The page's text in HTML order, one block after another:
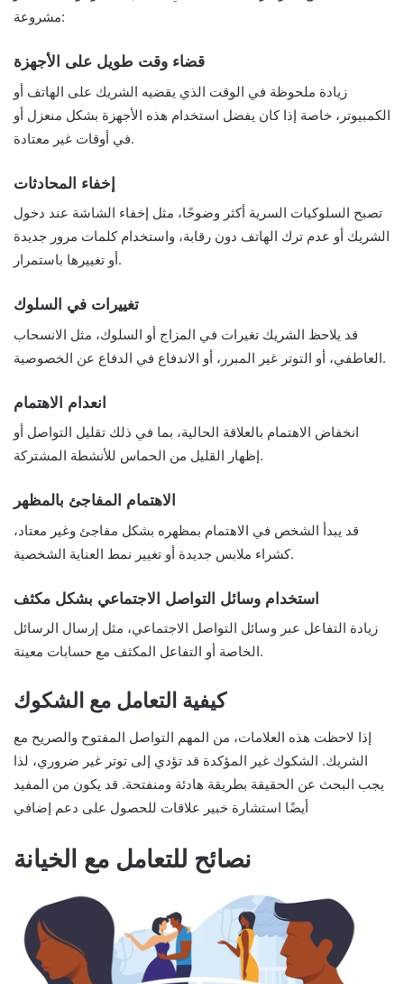
مشروعة:
قضاء وقت طويل على الأجهزة
زيادة ملحوظة في الوقت الذي يقضيه الشريك على الهاتف أو
الكمبيوتر، خاصة إذا كان يفضل استخدام هذه الأجهزة بشكل منعزل أو
في أوقات غير معتادة.
إخفاء المحادثات
تصبح السلوكيات السرية أكثر وضوحًا، مثل إخفاء الشاشة عند دخول
الشريك أو عدم ترك الهاتف دون رقابة، واستخدام كلمات مرور جديدة
أو تغييرها باستمرار.
تغييرات في السلوك
قد يلاحظ الشريك تغيرات في المزاج أو السلوك، مثل الانسحاب
العاطفي، أو التوتر غير المبرر، أو الاندفاع في الدفاع عن الخصوصية.
انعدام الاهتمام
انخفاض الاهتمام بالعلاقة الحالية، بما في ذلك تقليل التواصل أو
إظهار القليل من الحماس للأنشطة المشتركة.
الاهتمام المفاجئ بالمظهر
قد يبدأ الشخص في الاهتمام بمظهره بشكل مفاجئ وغير معتاد،
كشراء ملابس جديدة أو تغيير نمط العناية الشخصية.
استخدام وسائل التواصل الاجتماعي بشكل مكثف
زيادة التفاعل عبر وسائل التواصل الاجتماعي، مثل إرسال الرسائل
الخاصة أو التفاعل المكثف مع حسابات معينة.
كيفية التعامل مع الشكوك
إذا لاحظت هذه العلامات، من المهم التواصل المفتوح والصريح مع
الشريك. الشكوك غير المؤكدة قد تؤدي إلى توتر غير ضروري، لذا
يجب البحث عن الحقيقة بطريقة هادئة ومنفتحة. قد يكون من المفيد
أيضًا استشارة خبير علاقات للحصول على دعم إضافي
نصائح للتعامل مع الخيانة